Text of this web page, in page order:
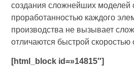
создания сложнейших моделей
проработанностью каждого
производства не вызывает
отличаются быстрой скоростью
[html_block id=»14815″]